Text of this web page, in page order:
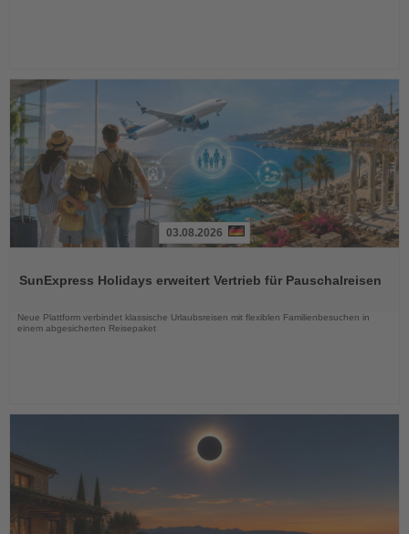
die
03.08.2026
SunExpress Holidays erweitert Vertrieb für Pauschalreisen
Neue Plattform verbindet klassische Urlaubsreisen mit flexiblen Familienbesuchen in
einem abgesicherten Reisepaket